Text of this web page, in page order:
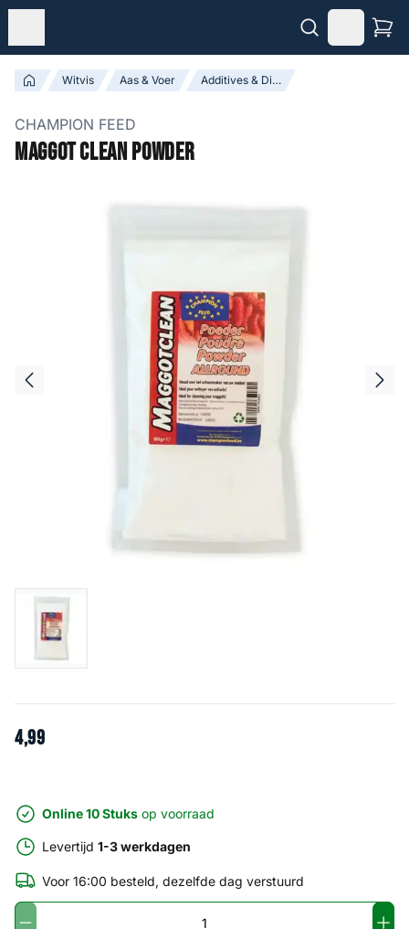
Witvis Aas & Voer Additives & Dips
CHAMPION FEED
Maggot Clean Powder
4,99
Online 10 Stuks op voorraad
Levertijd 1-3 werkdagen
Voor 16:00 besteld, dezelfde dag verstuurd